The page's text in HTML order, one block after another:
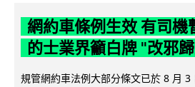
網約車條例生效 有司機
的士業界籲白牌 "改邪
規管網約車法例大部分條文已於 8 月 3